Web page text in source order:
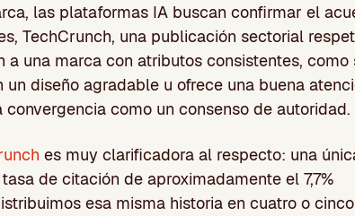
las plataformas IA buscan confirmar el
TechCrunch, una publicación sectorial
a una marca con atributos consistentes, como
diseño agradable u ofrece una buena
como un consenso de autoridad.
es muy clarificadora al respecto: una
de citación de aproximadamente el 7,7%
esa misma historia en cuatro o cinco